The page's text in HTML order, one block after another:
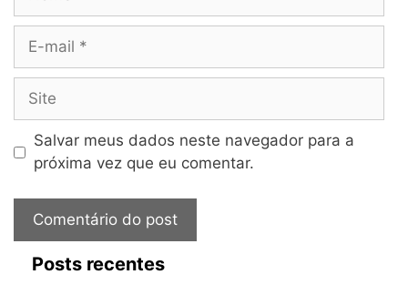
Site
Salvar meus dados neste navegador para a
próxima vez que eu comentar.
Posts recentes